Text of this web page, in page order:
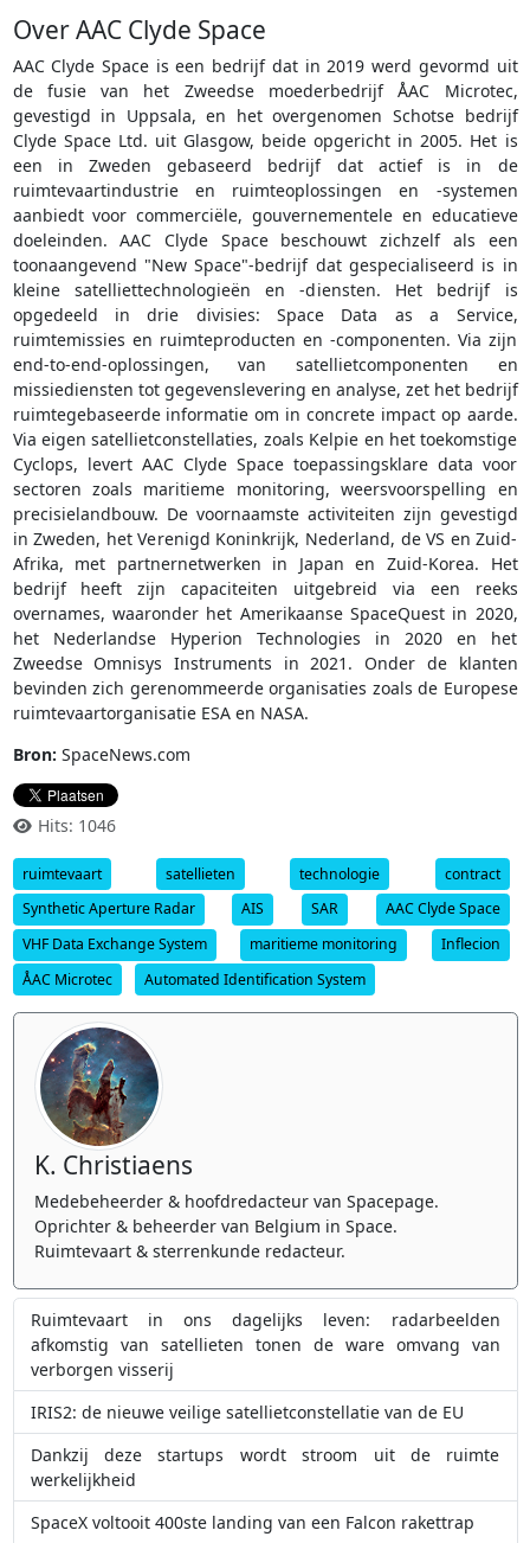
Over AAC Clyde Space
AAC Clyde Space is een bedrijf dat in 2019 werd gevormd uit
de fusie van het Zweedse moederbedrijf ÅAC Microtec,
gevestigd in Uppsala, en het overgenomen Schotse bedrijf
Clyde Space Ltd. uit Glasgow, beide opgericht in 2005. Het is
een in Zweden gebaseerd bedrijf dat actief is in de
ruimtevaartindustrie en ruimteoplossingen en -systemen
aanbiedt voor commerciële, gouvernementele en educatieve
doeleinden. AAC Clyde Space beschouwt zichzelf als een
toonaangevend "New Space"-bedrijf dat gespecialiseerd is in
kleine satelliettechnologieën en -diensten. Het bedrijf is
opgedeeld in drie divisies: Space Data as a Service,
ruimtemissies en ruimteproducten en -componenten. Via zijn
end-to-end-oplossingen, van satellietcomponenten en
missiediensten tot gegevenslevering en analyse, zet het bedrijf
ruimtegebaseerde informatie om in concrete impact op aarde.
Via eigen satellietconstellaties, zoals Kelpie en het toekomstige
Cyclops, levert AAC Clyde Space toepassingsklare data voor
sectoren zoals maritieme monitoring, weersvoorspelling en
precisielandbouw. De voornaamste activiteiten zijn gevestigd
in Zweden, het Verenigd Koninkrijk, Nederland, de VS en Zuid-
Afrika, met partnernetwerken in Japan en Zuid-Korea. Het
bedrijf heeft zijn capaciteiten uitgebreid via een reeks
overnames, waaronder het Amerikaanse SpaceQuest in 2020,
het Nederlandse Hyperion Technologies in 2020 en het
Zweedse Omnisys Instruments in 2021. Onder de klanten
bevinden zich gerenommeerde organisaties zoals de Europese
ruimtevaartorganisatie ESA en NASA.
Bron: SpaceNews.com
Hits: 1046
ruimtevaart satellieten technologie
contract
Synthetic Aperture Radar
AIS SAR
AAC Clyde Space
VHF Data Exchange System
maritieme monitoring
Inflecion
ÅAC Microtec
Automated Identification System
K. Christiaens
Medebeheerder & hoofdredacteur van Spacepage.
Oprichter & beheerder van Belgium in Space.
Ruimtevaart & sterrenkunde redacteur.
Ruimtevaart in ons dagelijks leven: radarbeelden
afkomstig van satellieten tonen de ware omvang van
verborgen visserij
IRIS2: de nieuwe veilige satellietconstellatie van de EU
Dankzij deze startups wordt stroom uit de ruimte
werkelijkheid
SpaceX voltooit 400ste landing van een Falcon rakettrap